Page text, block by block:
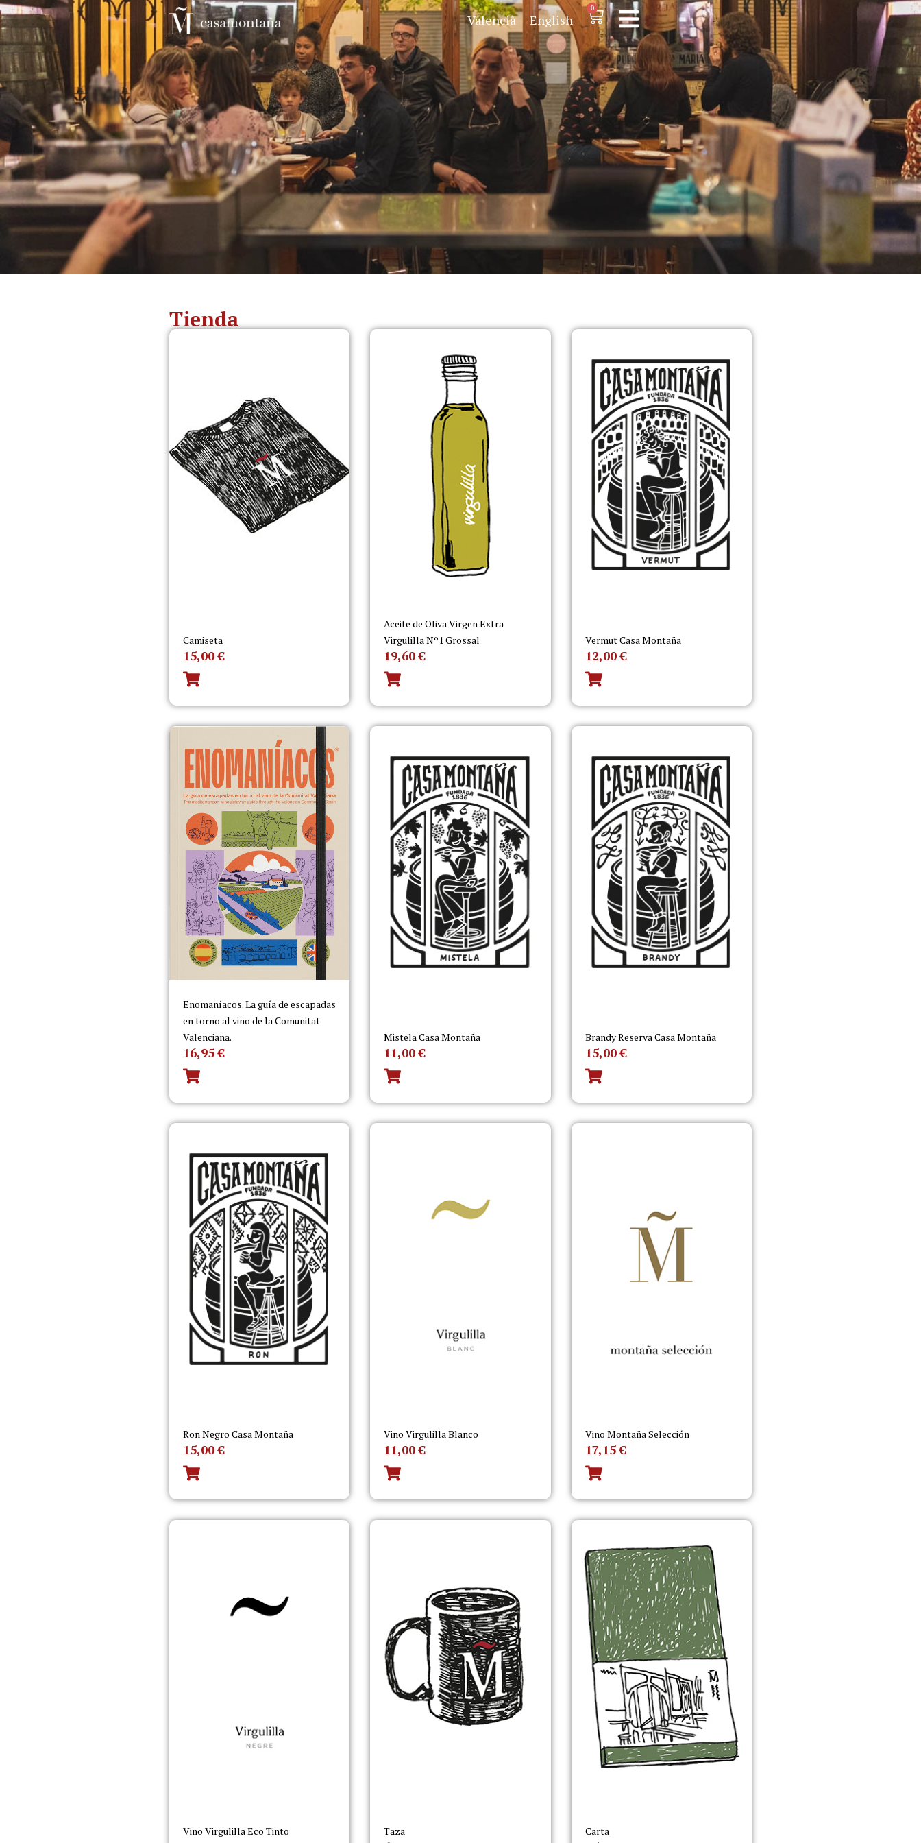
Valencià English
0
Tienda
Camiseta
15,00€
Aceite de Oliva Virgen Extra
Virgulilla Nº1 Grossal
19,60€
Vermut Casa Montaña
12,00€
Enomaníacos. La guía de escapadas
en torno al vino de la Comunitat
Valenciana.
16,95€
Mistela Casa Montaña
11,00€
Brandy Reserva Casa Montaña
15,00€
Ron Negro Casa Montaña
15,00€
Vino Virgulilla Blanco
11,00€
Vino Montaña Selección
17,15€
Vino Virgulilla Eco Tinto Taza Carta